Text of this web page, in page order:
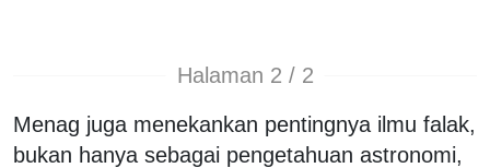
Halaman 2 / 2
Menag juga menekankan pentingnya ilmu falak,
bukan hanya sebagai pengetahuan astronomi,